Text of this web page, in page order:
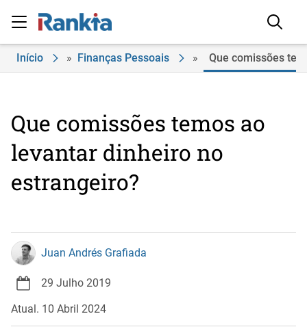
Início » Finanças Pessoais » Que comissões
Que comissões temos ao
levantar dinheiro no
estrangeiro?
Juan Andrés Grafiada
29 Julho 2019
Atual. 10 Abril 2024